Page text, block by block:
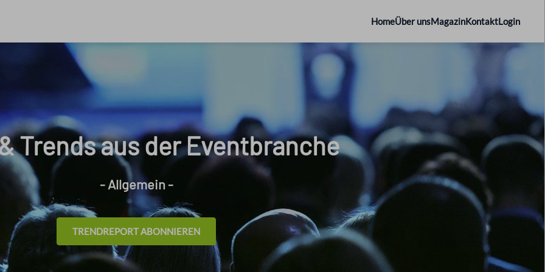
HomeÜber unsMagazinKontaktLogin
Trends aus der Eventbranche
- Allgemein -
TRENDREPORT ABONNIEREN